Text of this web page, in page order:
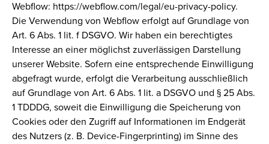
Webflow: https://webflow.com/legal/eu-privacy-policy.
Die Verwendung von Webflow erfolgt auf Grundlage von
Art. 6 Abs. 1 lit. f DSGVO. Wir haben ein berechtigtes
Interesse an einer möglichst zuverlässigen Darstellung
unserer Website. Sofern eine entsprechende Einwilligung
abgefragt wurde, erfolgt die Verarbeitung ausschließlich
auf Grundlage von Art. 6 Abs. 1 lit. a DSGVO und § 25 Abs.
1 TDDDG, soweit die Einwilligung die Speicherung von
Cookies oder den Zugriff auf Informationen im Endgerät
des Nutzers (z. B. Device-Fingerprinting) im Sinne des